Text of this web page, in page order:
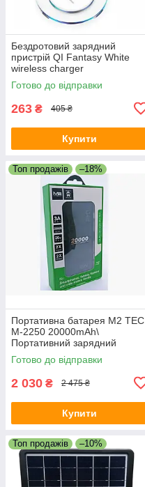
Бездротовий зарядний
пристрій QI Fantasy White
wireless charger
Готово до відправки
263 ₴ 405 ₴
Купити
Топ продажів –18%
Портативна батарея M2 TEC
M-2250 20000mAh\
Портативний зарядний
пристрій Power bank
Готово до відправки
2 030 ₴ 2 475 ₴
Купити
Топ продажів –10%